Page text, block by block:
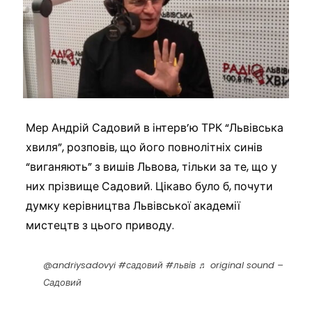
Мер Андрій Садовий в інтерв’ю ТРК “Львівська
хвиля”, розповів, що його повнолітніх синів
“виганяють” з вишів Львова, тільки за те, що у
них прізвище Садовий. Цікаво було б, почути
думку керівництва Львівської академії
мистецтв з цього приводу.
@andriysadovyi #садовий #львів ♬ original sound –
Садовий